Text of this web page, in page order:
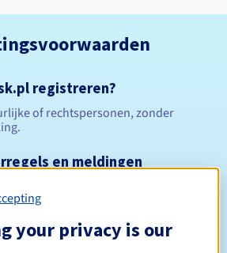
registreren?
of rechtspersonen, zonder
en meldingen
your privacy is our